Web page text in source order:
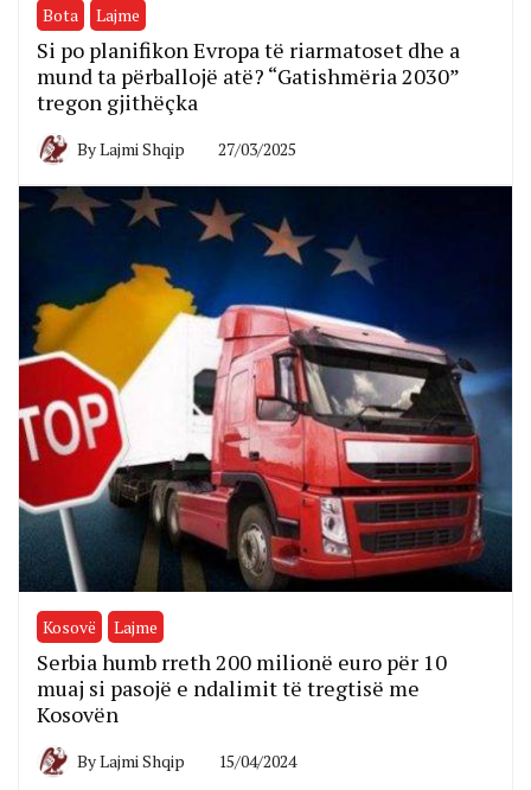
Bota Lajme
Si po planifikon Evropa të riarmatoset dhe a
mund ta përballojë atë? “Gatishmëria 2030”
tregon gjithëçka
ByLajmi Shqip 27/03/2025
Kosovë Lajme
Serbia humb rreth 200 milionë euro për 10
muaj si pasojë e ndalimit të tregtisë me
Kosovën
ByLajmi Shqip 15/04/2024